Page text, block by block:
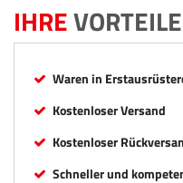
IHRE
Waren in
Kostenloser Versand
Kostenloser
Schneller und